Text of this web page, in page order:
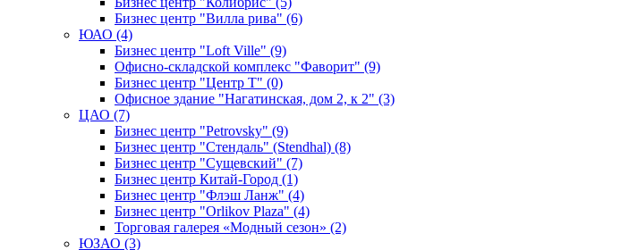
Бизнес центр "Вилла рива" (6)
ЮАО (4)
Бизнес центр "Loft Ville" (9)
Офисно-складской комплекс "Фаворит" (9)
Бизнес центр "Центр Т" (0)
Офисное здание "Нагатинская, дом 2, к 2" (3)
ЦАО (7)
Бизнес центр "Petrovsky" (9)
Бизнес центр "Стендаль" (Stendhal) (8)
Бизнес центр "Сущевский" (7)
Бизнес центр Китай-Город (1)
Бизнес центр "Флэш Ланж" (4)
Бизнес центр "Orlikov Plaza" (4)
Торговая галерея «Модный сезон» (2)
ЮЗАО (3)